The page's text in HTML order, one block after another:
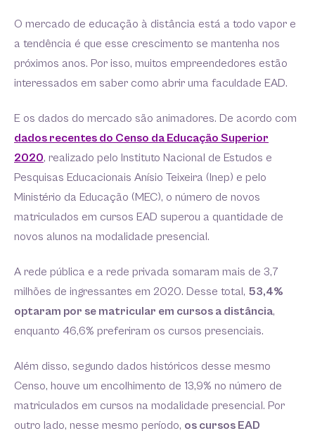
O mercado de educação à distância está a todo vapor e
a tendência é que esse crescimento se mantenha nos
próximos anos. Por isso, muitos empreendedores estão
interessados em saber como abrir uma faculdade EAD.
E os dados do mercado são animadores. De acordo com
dados recentes do Censo da Educação Superior
2020, realizado pelo Instituto Nacional de Estudos e
Pesquisas Educacionais Anísio Teixeira (Inep) e pelo
Ministério da Educação (MEC), o número de novos
matriculados em cursos EAD superou a quantidade de
novos alunos na modalidade presencial.
A rede pública e a rede privada somaram mais de 3,7
milhões de ingressantes em 2020. Desse total, 53,4%
optaram por se matricular em cursos a distância,
enquanto 46,6% preferiram os cursos presenciais.
Além disso, segundo dados históricos desse mesmo
Censo, houve um encolhimento de 13,9% no número de
matriculados em cursos na modalidade presencial. Por
outro lado, nesse mesmo período, os cursos EAD